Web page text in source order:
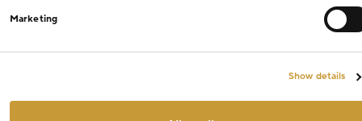
Marketing
Show details